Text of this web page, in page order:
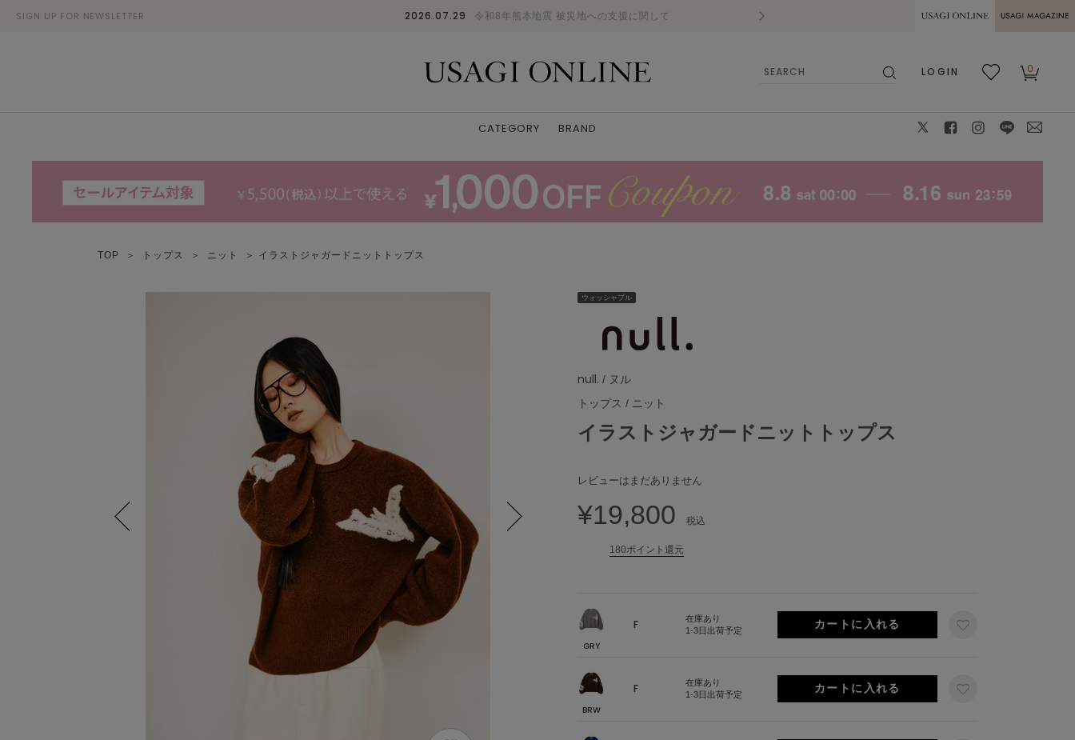
SIGN UP FOR NEWSLETTER 2026.07.29 令和8年熊本地震 被災地への支援に関して 熊本県熊本地方を震源とする地震の影響に
MAGAZINE
LOGIN
0
CATEGORY BRAND
TOP ＞ トップス ＞ ニット ＞ イラストジャガードニットトップス
ウォッシャブル
null. / ヌル
トップス / ニット
イラストジャガードニットトップス
レビューはまだありません
¥19,800 税込
180ポイント還元
GRY
F
在庫あり
1-3日出荷予定
BRW
F
在庫あり
1-3日出荷予定